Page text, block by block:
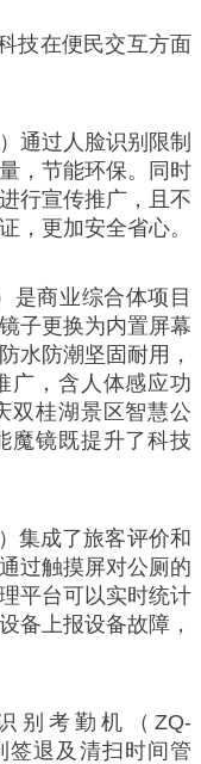
技在便民交互方面
通过人脸识别限制
，节能环保。同时
行宣传推广，且不
，更加安全省心。
是商业综合体项目
子更换为内置屏幕
水防潮坚固耐用，
广，含人体感应功
双桂湖景区智慧公
魔镜既提升了科技
集成了旅客评价和
过触摸屏对公厕的
平台可以实时统计
备上报设备故障，
别考勤机（ZQ-
签退及清扫时间管